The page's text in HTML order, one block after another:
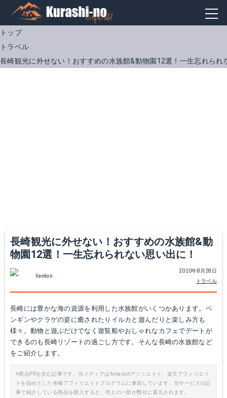
トップ
トラベル
長崎観光に外せない！おすすめの水族館&動物園12選！一生忘れられ
長崎観光に外せない！おすすめの水族館&動
物園12選！一生忘れられない思い出に！
2020年8月28日
トラベル
haekon
長崎には豊かな海の資源を利用した水族館がいくつかあります。ペ
ンギンやクラゲの姿に癒されたりイルカと遊んだりと楽しみ方も
様々。動物と遊ぶだけでなく遊覧船やおしゃれなカフェでデートが
できるのも長崎リゾートの過ごし方です。そんな長崎の水族館など
をご紹介します。
※商品PRを含む記事です。当メディアはAmazonアソシエイト、楽天アフィリエイ
トを始めとした各種アフィリエイトプログラムに参加しています。当サービスの記
事で紹介している商品を購入すると、売上の一部が弊社に還元されます。